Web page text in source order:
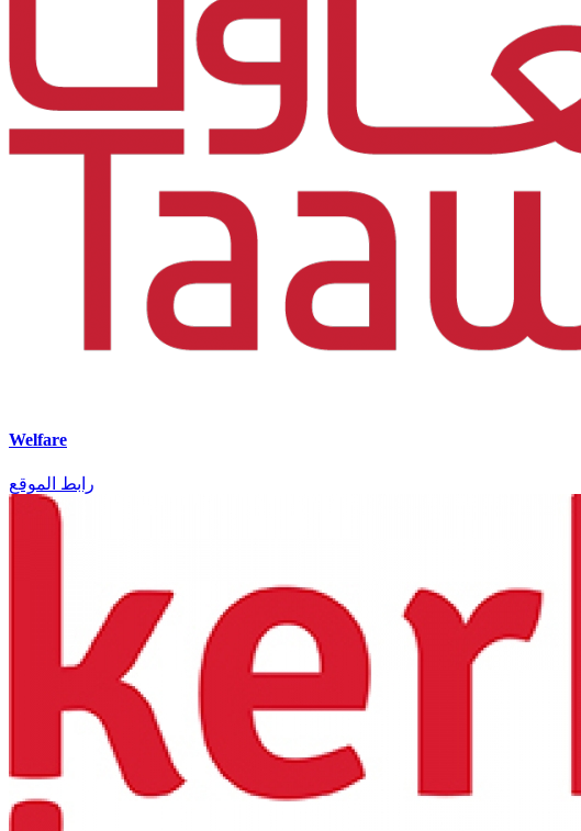
Welfare
رابط الموقع